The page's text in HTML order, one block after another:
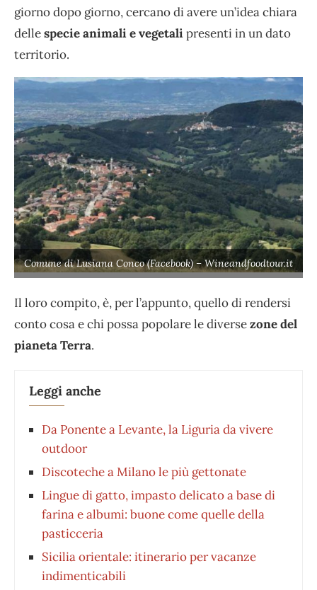
giorno dopo giorno, cercano di avere un’idea chiara
dellespecie animali e vegetalipresenti in un dato
territorio.
Comune di Lusiana Conco (Facebook) – Wineandfoodtour.it
Il loro compito, è, per l’appunto, quello di rendersi
conto cosa e chi possa popolare le diversezone del
pianeta Terra.
Leggi anche
Da Ponente a Levante, la Liguria da vivere
outdoor
Discoteche a Milano le più gettonate
Lingue di gatto, impasto delicato a base di
farina e albumi: buone come quelle della
pasticceria
Sicilia orientale: itinerario per vacanze
indimenticabili